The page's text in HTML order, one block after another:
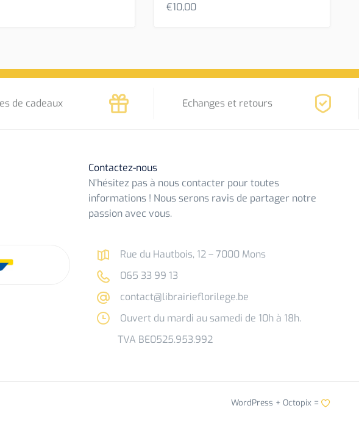
€10,00
de cadeaux Echanges et retours
Contactez-nous
N’hésitez pas à nous contacter pour toutes
informations ! Nous serons ravis de partager notre
passion avec vous.
Rue du Hautbois, 12 – 7000 Mons
065 33 99 13
contact@librairieflorilege.be
Ouvert du mardi au samedi de 10h à 18h.
TVA BE0525.953.992
WordPress + Octopix=